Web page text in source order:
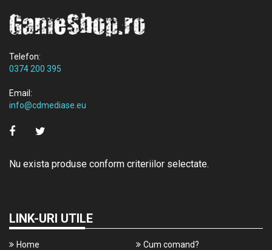
Telefon:
0374 200 395
Email:
info@cdmediase.eu
Nu exista produse conform criteriilor selectate.
LINK-URI UTILE
Home
Cum comand?